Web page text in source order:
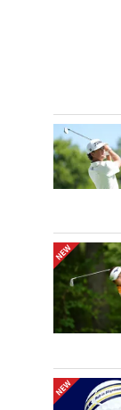
文／舩越園